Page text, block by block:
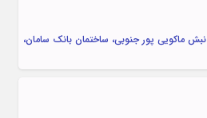
نبش ماکویی پور جنوبی، ساختمان بانک سامان،